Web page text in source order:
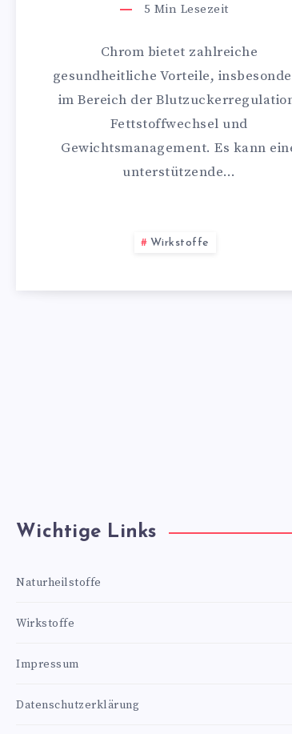
5 Min Lesezeit
Chrom bietet zahlreiche
gesundheitliche Vorteile,
im Bereich der
Fettstoffwechsel und
Gewichtsmanagement. Es kann
unterstützende…
Wirkstoffe
Wichtige Links
Naturheilstoffe
Wirkstoffe
Impressum
Datenschutzerklärung